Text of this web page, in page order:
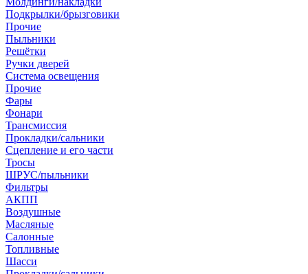
Подкрылки/брызговики
Прочие
Пыльники
Решётки
Ручки дверей
Система освещения
Прочие
Фары
Фонари
Трансмиссия
Прокладки/сальники
Сцепление и его части
Тросы
ШРУС/пыльники
Фильтры
АКПП
Воздушные
Масляные
Салонные
Топливные
Шасси